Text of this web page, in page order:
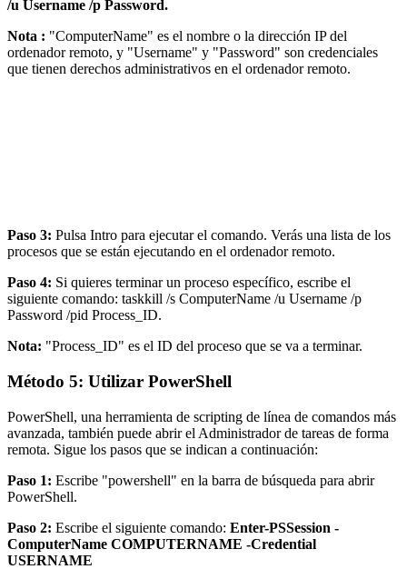
/u Username /p Password.
Nota : "ComputerName" es el nombre o la dirección IP del
ordenador remoto, y "Username" y "Password" son credenciales
que tienen derechos administrativos en el ordenador remoto.
Paso 3: Pulsa Intro para ejecutar el comando. Verás una lista de los
procesos que se están ejecutando en el ordenador remoto.
Paso 4: Si quieres terminar un proceso específico, escribe el
siguiente comando: taskkill /s ComputerName /u Username /p
Password /pid Process_ID.
Nota: "Process_ID" es el ID del proceso que se va a terminar.
Método 5: Utilizar PowerShell
PowerShell, una herramienta de scripting de línea de comandos más
avanzada, también puede abrir el Administrador de tareas de forma
remota. Sigue los pasos que se indican a continuación:
Paso 1: Escribe "powershell" en la barra de búsqueda para abrir
PowerShell.
Paso 2: Escribe el siguiente comando: Enter-PSSession -
ComputerName COMPUTERNAME -Credential
USERNAME